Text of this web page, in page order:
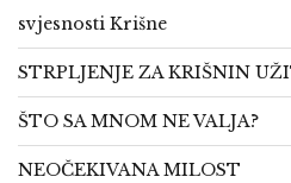
svjesnosti Krišne
STRPLJENJE ZA KRIŠNIN
ŠTO SA MNOM NE VALJA?
NEOČEKIVANA MILOST